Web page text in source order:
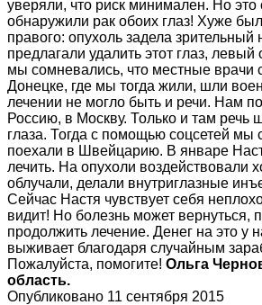
уверяли, что риск минимален. Но это
обнаружили рак обоих глаз! Хуже
правого: опухоль задела
предлагали удалить этот глаз,
мы сомневались, что местные врачи
Донецке, где мы тогда жили, шли
лечении не могло быть и речи. Нам
Россию, в Москву. Только и там речь
глаза. Тогда с помощью соцсетей мы
поехали в Швейцарию. В январе
лечить. На опухоли воздействовали
облучали, делали внутриглазные
Сейчас Настя чувствует себя
видит! Но болезнь может вернуться,
продолжить лечение. Денег на это у
выживает благодаря случайным
Пожалуйста, помогите! Ольга
область.
Опубликовано 11 сентября 2015